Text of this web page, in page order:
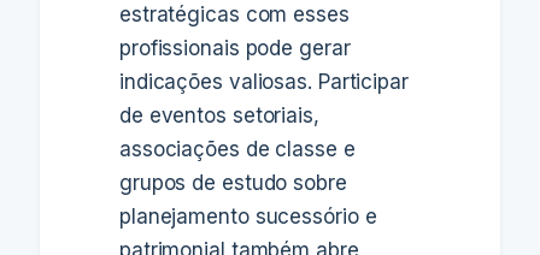
estratégicas com esses
profissionais pode gerar
indicações valiosas. Participar
de eventos setoriais,
associações de classe e
grupos de estudo sobre
planejamento sucessório e
patrimonial também abre